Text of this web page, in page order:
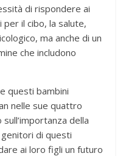
di rispondere ai
il cibo, la salute,
ma anche di un
che includono
questi bambini
nelle sue quattro
della
di questi
ai loro figli un futuro